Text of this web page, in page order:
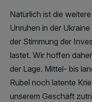
Natürlich ist die
Unruhen in der
der Stimmung der
lastet. Wir hoffen
der Lage. Mittel- bis
Rubel noch latente
unserem Geschäft